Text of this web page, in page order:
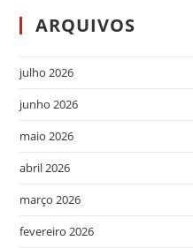
ARQUIVOS
julho 2026
junho 2026
maio 2026
abril 2026
março 2026
fevereiro 2026